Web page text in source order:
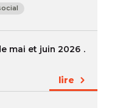
mai et juin 2026
lire